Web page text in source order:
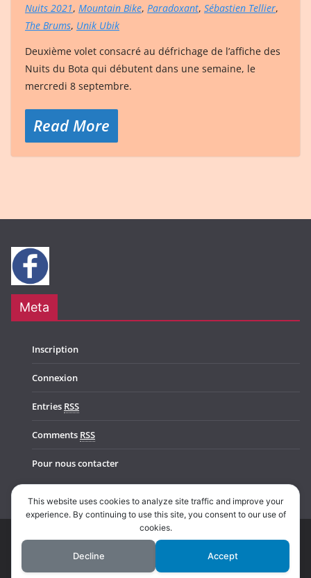
Nuits 2021, Mountain Bike, Paradoxant, Sébastien Tellier,
The Brums, Unik Ubik
Deuxième volet consacré au défrichage de l’affiche des
Nuits du Bota qui débutent dans une semaine, le
mercredi 8 septembre.
Read More
Meta
Inscription
Connexion
Entries RSS
Comments RSS
Pour nous contacter
Copyright © 2026Music In Belgium. All rights reserved.
ColorMag Pro by ThemeGrill. Powered by
This website uses cookies to analyze site traffic and improve your
experience. By continuing to use this site, you consent to our use of
cookies.
Decline Accept